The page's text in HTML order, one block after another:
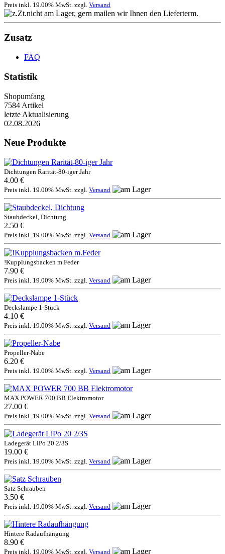
Preis inkl. 19.00% MwSt. zzgl. Versand
Zusatz
FAQ
Statistik
Shopumfang
7584 Artikel
letzte Aktualisierung
02.08.2026
Neue Produkte
Dichtungen Rarität-80-iger Jahr
4.00 €
Preis inkl. 19.00% MwSt. zzgl. Versand
Staubdeckel, Dichtung
2.50 €
Preis inkl. 19.00% MwSt. zzgl. Versand
!Kupplungsbacken m.Feder
7.90 €
Preis inkl. 19.00% MwSt. zzgl. Versand
Deckslampe 1-Stück
4.10 €
Preis inkl. 19.00% MwSt. zzgl. Versand
Propeller-Nabe
6.20 €
Preis inkl. 19.00% MwSt. zzgl. Versand
MAX POWER 700 BB Elektromotor
27.00 €
Preis inkl. 19.00% MwSt. zzgl. Versand
Ladegerät LiPo 20 2/3S
19.00 €
Preis inkl. 19.00% MwSt. zzgl. Versand
Satz Schrauben
3.50 €
Preis inkl. 19.00% MwSt. zzgl. Versand
Hintere Radaufhängung
8.90 €
Preis inkl. 19.00% MwSt. zzgl. Versand